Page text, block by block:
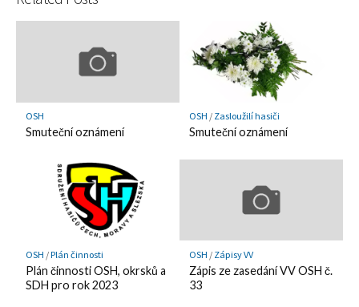
OSH
Smuteční oznámení
OSH / Zasloužilí hasiči
Smuteční oznámení
OSH /Plán činnosti
Plán činnosti OSH, okrsků a
SDH pro rok 2023
OSH / Zápisy VV
Zápis ze zasedání VV OSH č.
33